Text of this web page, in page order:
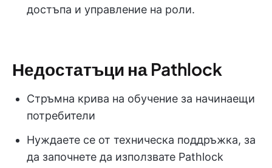
достъпа и управление на роли.
Недостатъци на Pathlock
Стръмна крива на обучение за начинаещи
потребители
Нуждаете се от техническа поддръжка, за
да започнете да използвате Pathlock